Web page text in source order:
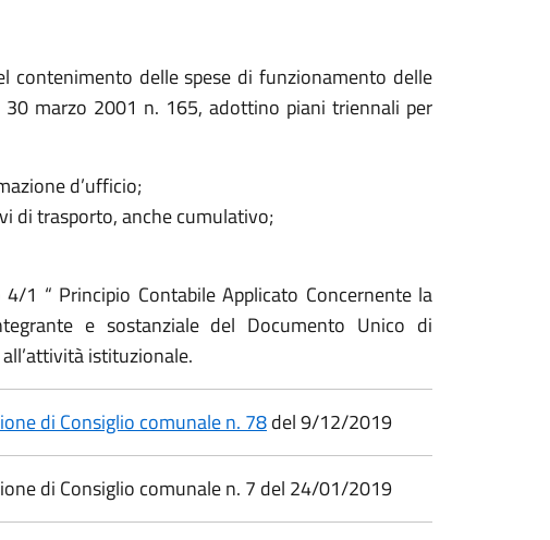
contenimento delle spese di funzionamento delle
marzo 2001 n. 165, adottino piani triennali per
d’ufficio;
di trasporto, anche cumulativo;
1 “ Principio Contabile Applicato Concernente la
e sostanziale del Documento Unico di
istituzionale.
di Consiglio comunale n. 78del 9/12/2019
di Consiglio comunale n. 7 del 24/01/2019